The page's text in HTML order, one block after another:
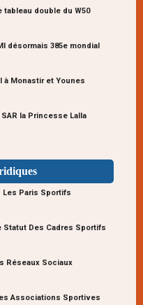
tableau double du W50
désormais 385e mondial
à Monastir et Younes
la Princesse Lalla
Les Paris Sportifs
Statut Des Cadres Sportifs
Réseaux Sociaux
Associations Sportives